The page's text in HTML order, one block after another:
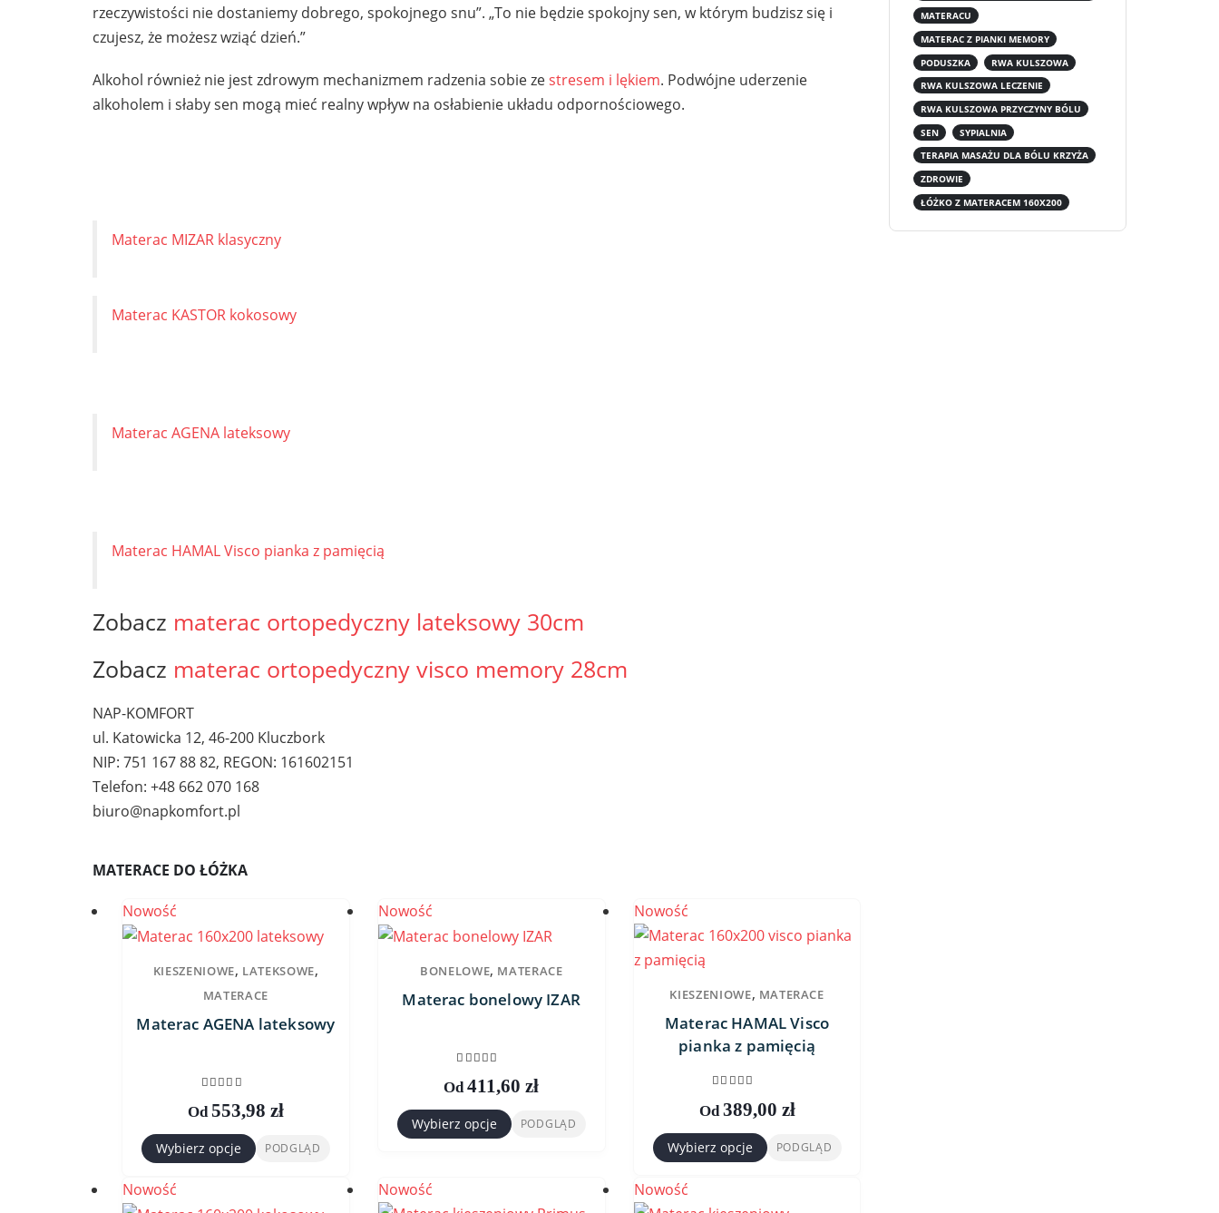
rzeczywistości nie dostaniemy dobrego, spokojnego snu”. „To nie będzie spokojny sen, w którym budzisz się i
czujesz, że możesz wziąć dzień.”
Alkohol również nie jest zdrowym mechanizmem radzenia sobie zestresem i lękiem. Podwójne uderzenie
alkoholem i słaby sen mogą mieć realny wpływ na osłabienie układu odpornościowego.
Materac MIZAR klasyczny
Materac KASTOR kokosowy
Materac AGENA lateksowy
Materac HAMAL Visco pianka z pamięcią
Zobacz materac ortopedyczny lateksowy 30cm
Zobacz materac ortopedyczny visco memory 28cm
NAP-KOMFORT
ul. Katowicka 12, 46-200 Kluczbork
NIP: 751 167 88 82, REGON: 161602151
Telefon: +48 662 070 168
biuro@napkomfort.pl
MATERACE DO ŁÓŻKA
Nowość
KIESZENIOWE, LATEKSOWE,
MATERACE
Materac AGENA lateksowy
Od 553,98 zł
Wybierz opcje
Ten
produkt
ma
PODGLĄD
Nowość
BONELOWE, MATERACE
Materac bonelowy IZAR
Od 411,60zł
Wybierz opcje
Ten
ma
wiele
PODGLĄD
Nowość
KIESZENIOWE, MATERACE
Materac HAMAL Visco
pianka z pamięcią
Od 389,00 zł
Wybierz opcje
Ten
produkt
ma
PODGLĄD
Nowość Nowość Nowość
MATERACU
MATERAC Z PIANKI MEMORY
PODUSZKA
RWA KULSZOWA
RWA KULSZOWA LECZENIE
RWA KULSZOWA PRZYCZYNY BÓLU
SEN
SYPIALNIA
TERAPIA MASAŻU DLA BÓLU KRZYŻA
ZDROWIE
ŁÓŻKO Z MATERACEM 160X200